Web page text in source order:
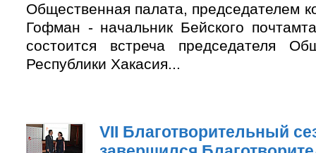
Общественная палата, председателем
Гофман - начальник Бейского
состоится встреча председателя
Республики Хакасия...
VII Благотворительный